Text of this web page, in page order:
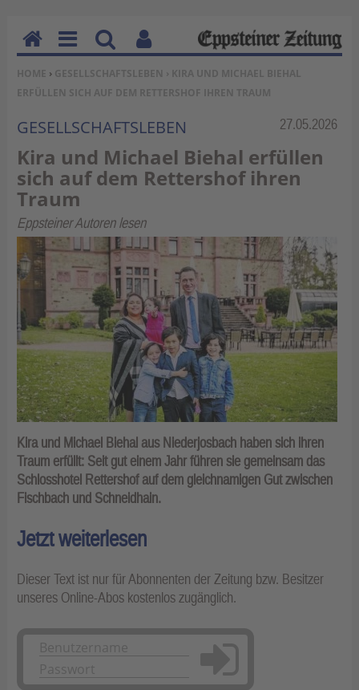
SIE BEFINDEN SICH HIER:
HOME › GESELLSCHAFTSLEBEN › KIRA UND MICHAEL BIEHAL
ERFÜLLEN SICH AUF DEM RETTERSHOF IHREN TRAUM
Rubrik:
GESELLSCHAFTSLEBEN 27.05.2026
Kira und Michael Biehal erfüllen
sich auf dem Rettershof ihren
Traum
Eppsteiner Autoren lesen
Kira und Michael Biehal aus Niederjosbach haben sich ihren
Traum erfüllt: Seit gut einem Jahr führen sie gemeinsam das
Schlosshotel Rettershof auf dem gleichnamigen Gut zwischen
Fischbach und Schneidhain.
Jetzt weiterlesen
Dieser Text ist nur für Abonnenten der Zeitung bzw. Besitzer
unseres Online-Abos kostenlos zugänglich.
Anmelden
H
o
m
e
M
en
u
Su
ch
en
Be
nu
tz
erf
un
kti
on